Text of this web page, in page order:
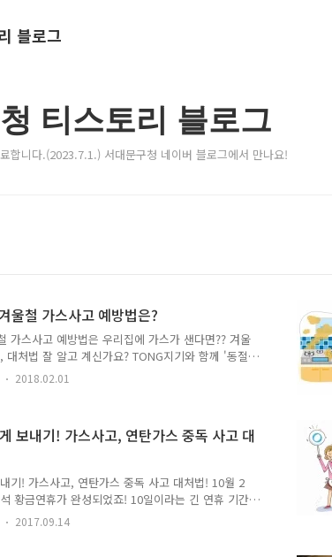
블로그
티스토리 블로그
합니다.(2023.7.1.) 서대문구청 네이버 블로그에서 만나요!
울철 가스사고 예방법은?
가스사고 예방법은 우리집에 가스가 샌다면?? 겨울
대처법 잘 알고 계신가요? TONG지기와 함께 '동절
알아볼까요!! 이것만은 꼭! ○ 가스불을 켜기 전에는
. ○ 사용중에 바람이 불거나 국물이 넘치면 불이
갑 등 가연성 물질을 두지 말고, 가스를 사용한 후
를 반드시 잠급시다. ○ 가스보일러는 환기구나 배기
인합시다. 가스가 샐 때는 ○ 연소기 콕, 중간밸브..
2018.02.01
보내기! 가스사고, 연탄가스 중독 사고 대
기! 가스사고, 연탄가스 중독 사고 대처법! 10월 2
황금연휴가 완성되었죠! 10일이라는 긴 연휴 기간
는데요. 바로 안전문제입니다. 추석 연휴를 앞두고
해드렸었는데요. 자세한 내용은 아래 사진을 클릭해
2017.09.14